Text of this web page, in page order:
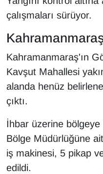
çalışmaları sürüyor.
Kahramanmaraş'ın
Kavşut Mahallesi
alanda henüz
çıktı.
İhbar üzerine
Bölge Müdürlüğüne
iş makinesi, 5 pikap
edildi.